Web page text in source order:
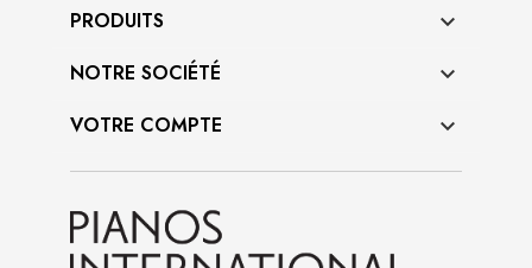
PRODUITS

NOTRE SOCIÉTÉ 
VOTRE COMPTE 